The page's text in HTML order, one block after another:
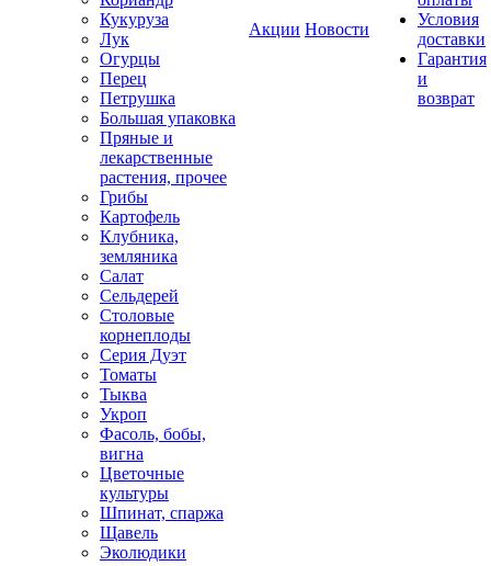
Кукуруза
Лук
Огурцы
Перец
Петрушка
Большая упаковка
Пряные и
лекарственные
растения, прочее
Грибы
Картофель
Клубника,
земляника
Салат
Сельдерей
Столовые
корнеплоды
Серия Дуэт
Томаты
Тыква
Укроп
Фасоль, бобы,
вигна
Цветочные
культуры
Шпинат, спаржа
Щавель
Эколюдики
Акции Новости
Условия
доставки
Гарантия
и
возврат